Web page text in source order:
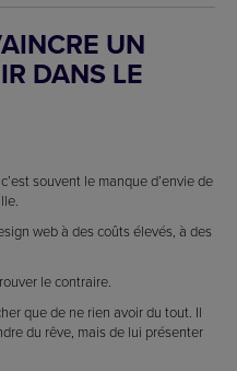
UN
DANS LE
souvent le manque d’envie de
web à des coûts élevés, à des
le contraire.
que de ne rien avoir du tout. Il
du rêve, mais de lui présenter